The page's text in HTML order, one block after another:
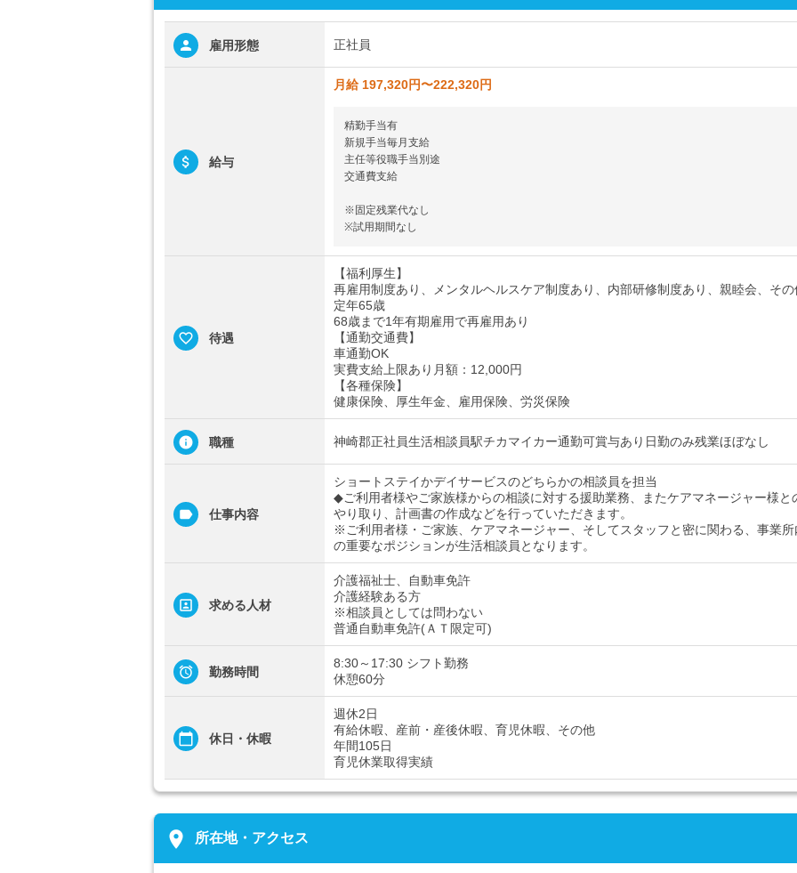
雇用形態 正社員
給与
月給 197,320円〜222,320円
精勤手当有
新規手当毎月支給
主任等役職手当別途
交通費支給
※固定残業代なし
※試用期間なし
待遇
【福利厚生】
再雇用制度あり、メンタルヘルスケア制度あり、内部研修制度あり、親睦会、その
定年65歳
68歳まで1年有期雇用で再雇用あり
【通勤交通費】
車通勤OK
実費支給上限あり月額：12,000円
【各種保険】
健康保険、厚生年金、雇用保険、労災保険
職種 神崎郡正社員生活相談員駅チカマイカー通勤可賞与あり日勤のみ残業ほぼなし
仕事内容
ショートステイかデイサービスのどちらかの相談員を担当
◆ご利用者様やご家族様からの相談に対する援助業務、またケアマネージャー様と
やり取り、計画書の作成などを行っていただきます。
※ご利用者様・ご家族、ケアマネージャー、そしてスタッフと密に関わる、事業所
の重要なポジションが生活相談員となります。
求める人材
介護福祉士、自動車免許
介護経験ある方
※相談員としては問わない
普通自動車免許(ＡＴ限定可)
勤務時間
8:30～17:30 シフト勤務
休憩60分
休日・休暇
週休2日
有給休暇、産前・産後休暇、育児休暇、その他
年間105日
育児休業取得実績
place 所在地・アクセス